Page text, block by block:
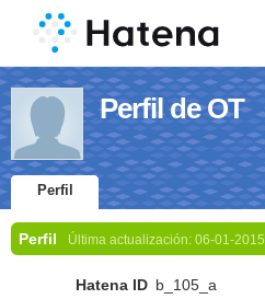
Perfil de OT
Perfil
Perfil Última actualización: 06-01-2015
Hatena ID b_105_a